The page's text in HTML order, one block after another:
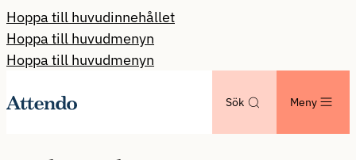
Hoppa till huvudinnehållet
Hoppa till huvudmenyn
Hoppa till huvudmenyn
Sök Meny